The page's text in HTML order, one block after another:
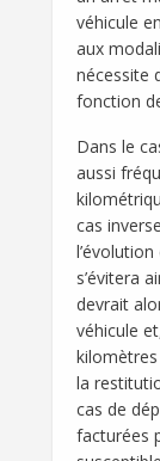
véhicule
aux
nécessite
fonction
Dans le
aussi
cas
s’évitera
devrait
véhicule
la
cas de
facturées